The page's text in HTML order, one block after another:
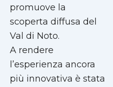
promuove la
scoperta diffusa del
Val di Noto.
A rendere
l’esperienza ancora
più innovativa è stata